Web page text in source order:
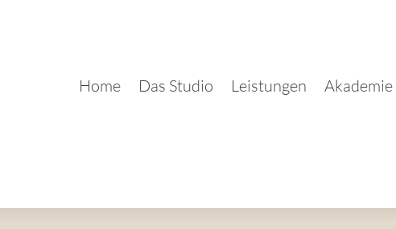
Home Das Studio Leistungen Akademie